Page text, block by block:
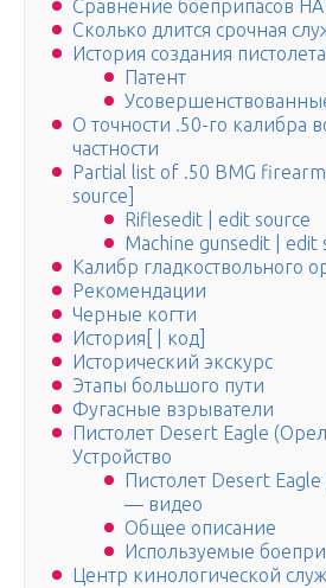
Сравнение боеприпасов
Сколько длится срочная
История создания
Патент
О точности .50-го калибра
частности
Partial list of .50 BMG
source]
Riflesedit | edit source
Machine gunsedit | edit
Калибр гладкоствольного
Рекомендации
Черные когти
История[ | код]
Исторический экскурс
Этапы большого пути
Фугасные взрыватели
Пистолет Desert Eagle
Устройство
Пистолет Desert
— видео
Общее описание
Используемые
Центр кинологической